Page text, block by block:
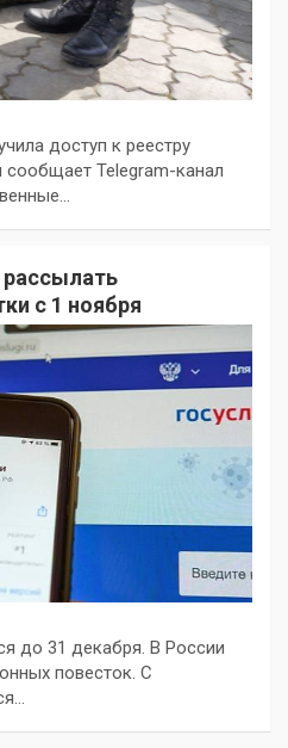
доступ к реестру
сообщает Telegram-канал
с 1 ноября
до 31 декабря. В России
повесток. С